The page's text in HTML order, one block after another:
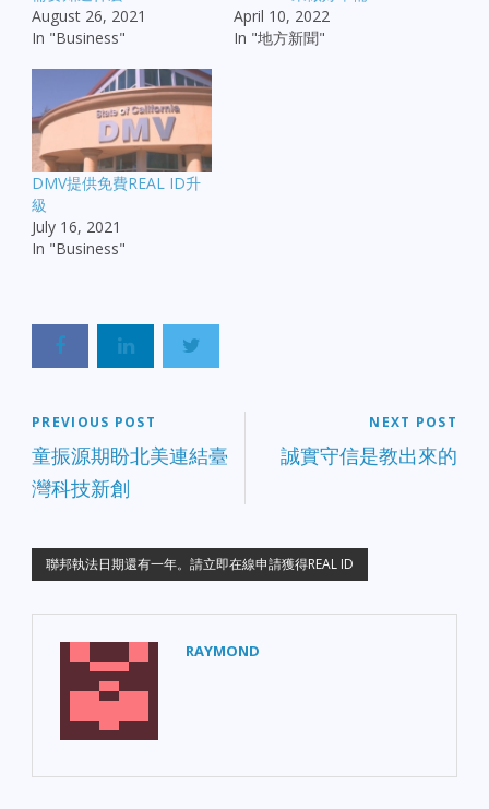
August 26, 2021
In "Business"
April 10, 2022
In "地方新聞"
DMV提供免費REAL ID升
級
July 16, 2021
In "Business"
PREVIOUS POST
童振源期盼北美連結臺
灣科技新創
NEXT POST
誠實守信是教出來的
聯邦執法日期還有一年。請立即在線申請獲得REAL ID
RAYMOND